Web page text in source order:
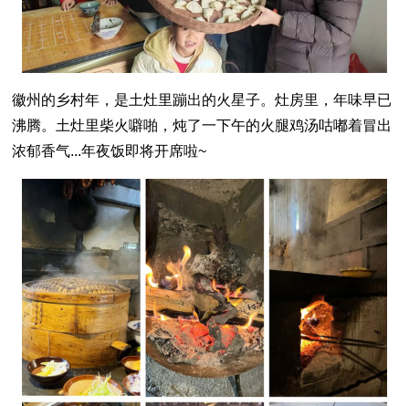
徽州的乡村年，是土灶里蹦出的火星子。灶房里，年味早已
沸腾。土灶里柴火噼啪，炖了一下午的火腿鸡汤咕嘟着冒出
浓郁香气...年夜饭即将开席啦~